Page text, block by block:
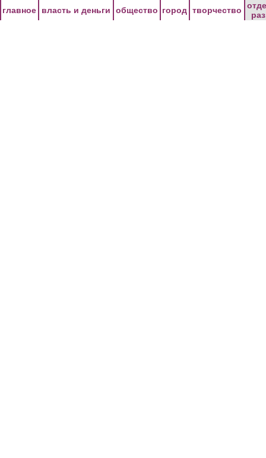
главное власть и деньги общество город творчество